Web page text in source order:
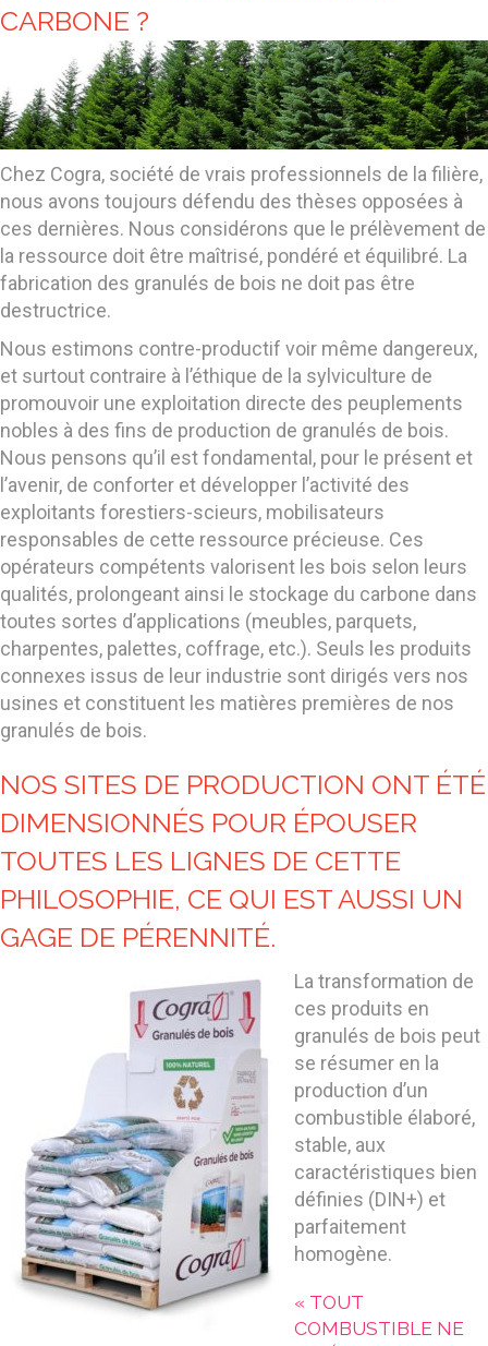
CARBONE ?
Chez Cogra, société de vrais professionnels de la filière,
nous avons toujours défendu des thèses opposées à
ces dernières. Nous considérons que le prélèvement de
la ressource doit être maîtrisé, pondéré et équilibré. La
fabrication des granulés de bois ne doit pas être
destructrice.
Nous estimons contre-productif voir même dangereux,
et surtout contraire à l’éthique de la sylviculture de
promouvoir une exploitation directe des peuplements
nobles à des fins de production de granulés de bois.
Nous pensons qu’il est fondamental, pour le présent et
l’avenir, de conforter et développer l’activité des
exploitants forestiers-scieurs, mobilisateurs
responsables de cette ressource précieuse. Ces
opérateurs compétents valorisent les bois selon leurs
qualités, prolongeant ainsi le stockage du carbone dans
toutes sortes d’applications (meubles, parquets,
charpentes, palettes, coffrage, etc.). Seuls les produits
connexes issus de leur industrie sont dirigés vers nos
usines et constituent les matières premières de nos
granulés de bois.
NOS SITES DE PRODUCTION ONT ÉTÉ
DIMENSIONNÉS POUR ÉPOUSER
TOUTES LES LIGNES DE CETTE
PHILOSOPHIE, CE QUI EST AUSSI UN
GAGE DE PÉRENNITÉ.
La transformation de
ces produits en
granulés de bois peut
se résumer en la
production d’un
combustible élaboré,
stable, aux
caractéristiques bien
définies (DIN+) et
parfaitement
homogène.
« TOUT
COMBUSTIBLE NE